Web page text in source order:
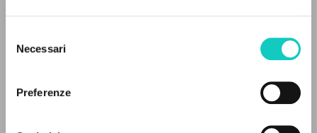
delNecessari
Preferenze
Páginas: 2